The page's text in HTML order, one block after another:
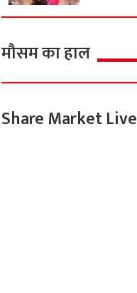
मौसम का हाल
Share Market Live